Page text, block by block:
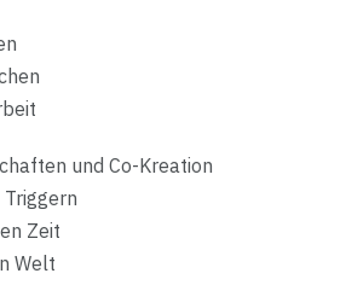
und Co-Kreation
Zeit
Welt